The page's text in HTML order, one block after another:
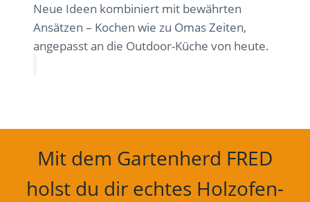
Neue Ideen kombiniert mit bewährten
Ansätzen – Kochen wie zu Omas Zeiten,
angepasst an die Outdoor-Küche von heute.
Mit dem Gartenherd FRED
holst du dir echtes Holzofen-